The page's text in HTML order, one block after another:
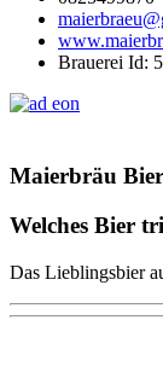
Brauerei Id:
Maierbräu
Welches Bier
Das Lieblingsbier